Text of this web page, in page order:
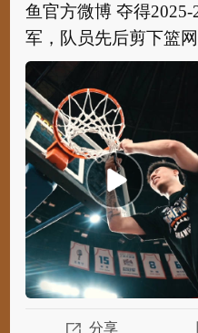
鱼官方微博 夺得
军，队员先后剪下篮
#CBA##上海男篮CBA
鱼官方微博 夺得2025-
军，队员先后剪下篮
部
分享